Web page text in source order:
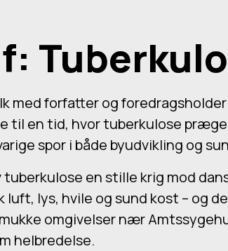
med forfatter og foredragsholder
til en tid, hvor tuberkulose
spor i både byudvikling og
en stille krig mod
lys, hvile og sund kost – og
omgivelser nær
helbredelse.